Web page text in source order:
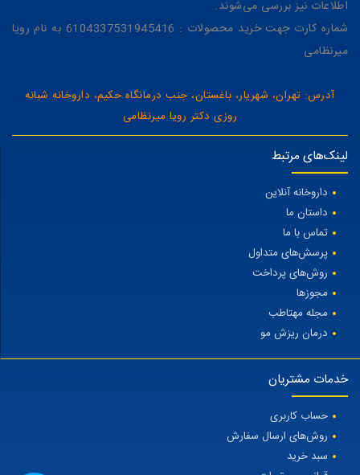
اطلاعات نیز بررسی می‌شوند.
شماره کارت جهت خرید محصولات : 6104337531945416 به نام رویا
میرنظامی
آدرس: تهران، شهریار، باغستان، جنب درمانگاه حکیم، داروخانه شبانه
روزی دکتر رویا میرنظامی
لینک‌های مرتبط
داروخانه آنلاین
داستان ما
تماس با ما
پرسش‌های متداول
روش‌های پرداخت
مجوزها
مجله مهتاطب
درمان ریزش مو
خدمات مشتریان
حساب کاربری
روش‌های ارسال سفارش
سبد خرید